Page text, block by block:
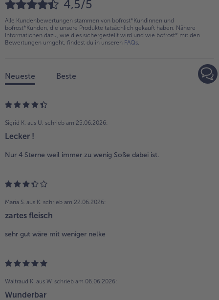
4,5/5
Alle Kundenbewertungen stammen von bofrost*Kundinnen und
bofrost*Kunden, die unsere Produkte tatsächlich gekauft haben. Nähere
Informationen dazu, wie dies sichergestellt wird und wie bofrost* mit den
Bewertungen umgeht, findest du in unseren FAQs
Neueste Beste
Sigrid K. aus U. schrieb am 25.06.2026:
Lecker !
Nur 4 Sterne weil immer zu wenig Soße dabei ist.
Maria S. aus K. schrieb am 22.06.2026:
zartes fleisch
sehr gut wäre mit weniger nelke
Waltraud K. aus W. schrieb am 06.06.2026:
Wunderbar